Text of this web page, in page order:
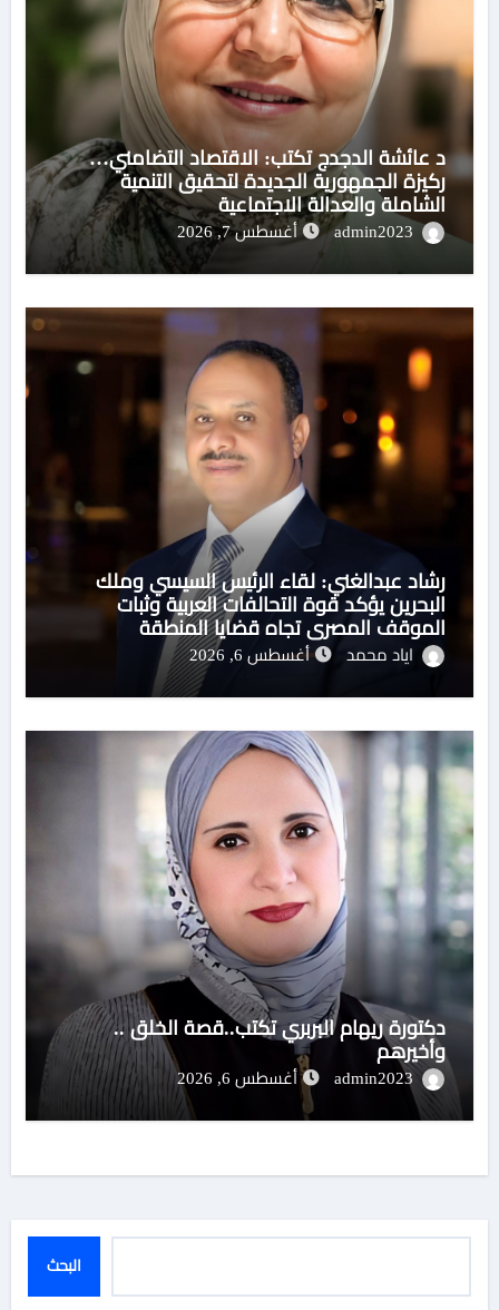
د عائشة الدجدج تكتب: الاقتصاد التضامني…
ركيزة الجمهورية الجديدة لتحقيق التنمية
الشاملة والعدالة الاجتماعية
admin2023 أغسطس 7, 2026
رشاد عبدالغني: لقاء الرئيس السيسي وملك
البحرين يؤكد قوة التحالفات العربية وثبات
الموقف المصري تجاه قضايا المنطقة
اياد محمد أغسطس 6, 2026
دكتورة ريهام البربري تكتب..قصة الخلق ..
وأخيرهم
admin2023 أغسطس 6, 2026
البحث